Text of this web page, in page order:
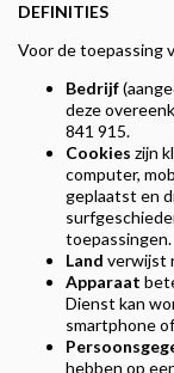
DEFINITIES
Voor de toepassing
Bedrijf
deze
841 915.
Cookies zijn
computer,
geplaatst en
toepassingen.
Land verwijst
Apparaat
Dienst kan
smartphone
hebben op